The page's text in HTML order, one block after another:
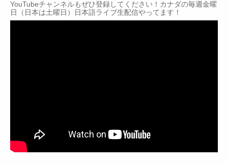
Contact
YouTubeチャンネルもぜひ登録してください！カナダの毎週金曜
日（日本は土曜日）日本語ライブ生配信やってます！